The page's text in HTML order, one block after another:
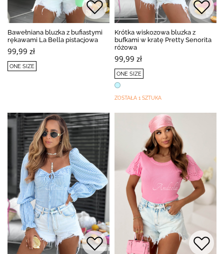
Bawełniana bluzka z bufiastymi
rękawami La Bella pistacjowa
99,99 zł
ONE SIZE
Krótka wiskozowa bluzka z
bufkami w kratę Pretty Senorita
różowa
99,99 zł
ONE SIZE
ZOSTAŁA 1 SZTUKA